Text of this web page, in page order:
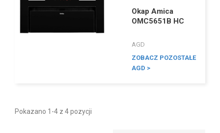
Okap Amica
OMC5651B HC
AGD
ZOBACZ POZOSTAŁE
AGD >
Pokazano 1-4 z 4 pozycji